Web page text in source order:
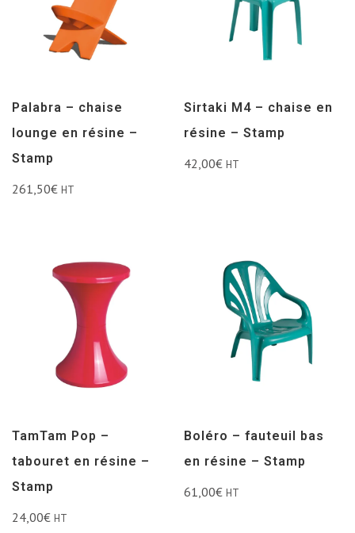
Palabra – chaise
lounge en résine –
Stamp
261,50€ HT
Sirtaki M4 – chaise en
résine – Stamp
42,00€ HT
TamTam Pop –
tabouret en résine –
Stamp
24,00€ HT
Boléro – fauteuil bas
en résine – Stamp
61,00€ HT